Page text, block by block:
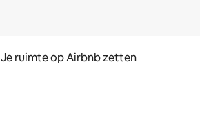
Je ruimte op Airbnb zetten